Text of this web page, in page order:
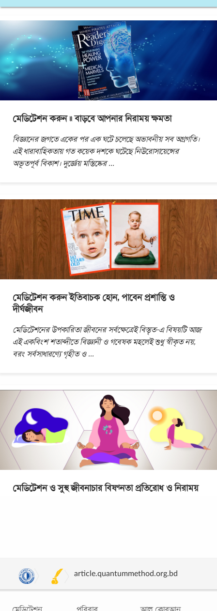
মেডিটেশন করুন ॥ বাড়বে আপনার নিরাময় ক্ষমতা
বিজ্ঞানের জগতে একের পর এক ঘটে চলেছে অভাবনীয় সব অগ্রগতি।
এই ধারাবাহিকতায় গত কয়েক দশকে ঘটেছে নিউরোসায়েন্সের
অভূতপূর্ব বিকাশ। দুর্জ্ঞেয় মস্তিষ্কের...
মেডিটেশন করুন ইতিবাচক হোন, পাবেন প্রশান্তি ও
দীর্ঘজীবন
মেডিটেশনের উপকারিতা জীবনের সর্বক্ষেত্রেই বিস্তৃত-এ বিষয়টি আজ
এই একবিংশ শতাব্দীতে বিজ্ঞানী ও গবেষক মহলেই শুধু স্বীকৃত নয়,
বরং সর্বসাধারণ্যে গৃহীত ও ...
মেডিটেশন ও সুস্থ জীবনাচার বিষণ্নতা প্রতিরোধ ও নিরাময়
article.quantummethod.org.bd